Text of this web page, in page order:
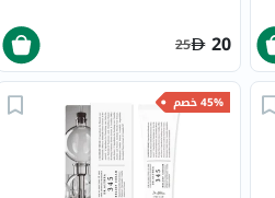
20
25
45% خصم